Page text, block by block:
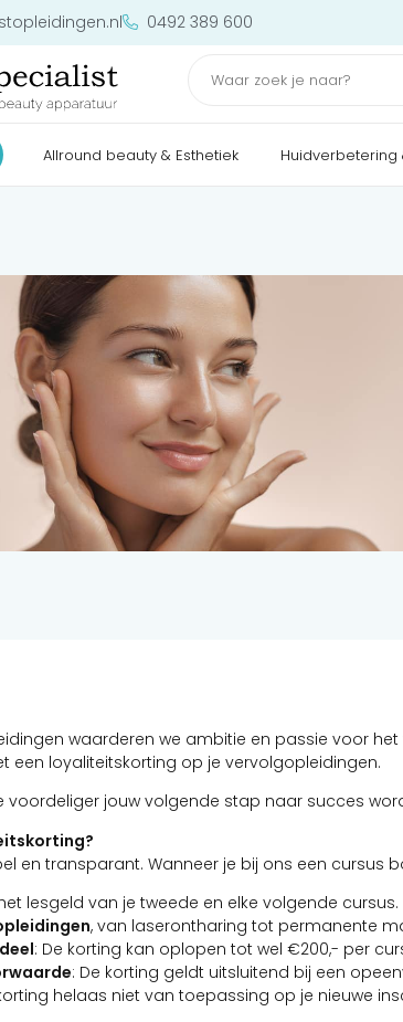
0492 389 600
Allround beauty & Esthetiek Huidverbetering
waarderen we ambitie en passie voor
een loyaliteitskorting op je vervolgopleidingen.
voordeliger jouw volgende stap naar succes
en transparant. Wanneer je bij ons een
lesgeld van je tweede en elke volgende cursus.
, van laserontharing tot permanente
: De korting kan oplopen tot wel €200,- per
: De korting geldt uitsluitend bij een
helaas niet van toepassing op je nieuwe